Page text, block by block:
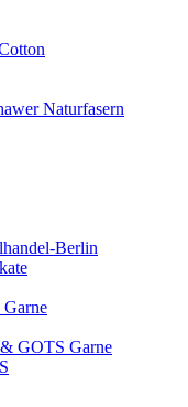
Naturfasern
Berlin
Garne
GOTS Garne